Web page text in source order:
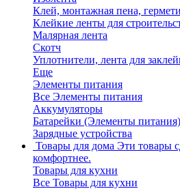
Клей, монтажная пена,
Клейкие ленты для
Малярная лента
Скотч
Уплотнители, лента для
Еще
Элементы питания
Все Элементы питания
Аккумуляторы
Батарейки (Элементы питания)
Зарядные устройства
Товары для дома Эти товары
комфортнее.
Товары для кухни
Все Товары для кухни